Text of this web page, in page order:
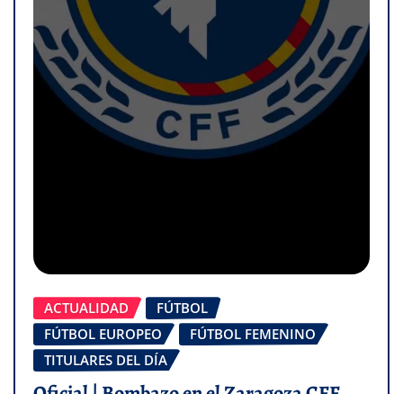
ACTUALIDAD
FÚTBOL
FÚTBOL EUROPEO
FÚTBOL FEMENINO
TITULARES DEL DÍA